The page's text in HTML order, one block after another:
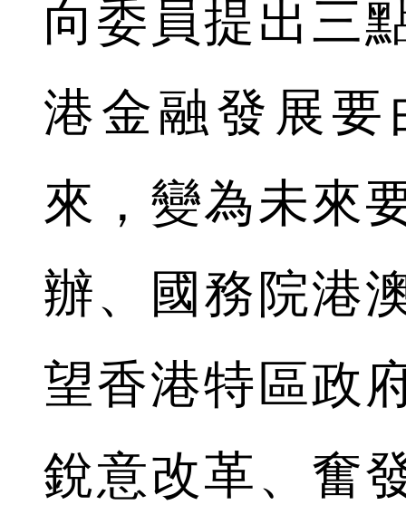
向委員提出三
港金融發展
來，變為未來
辦、國務院港
望香港特區政
銳意改革、奮